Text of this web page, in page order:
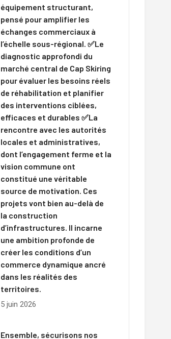
équipement structurant,
pensé pour amplifier les
échanges commerciaux à
l’échelle sous-régional. ✅Le
diagnostic approfondi du
marché central de Cap Skiring
pour évaluer les besoins réels
de réhabilitation et planifier
des interventions ciblées,
efficaces et durables ✅La
rencontre avec les autorités
locales et administratives,
dont l’engagement ferme et la
vision commune ont
constitué une véritable
source de motivation. Ces
projets vont bien au-delà de
la construction
d’infrastructures. Il incarne
une ambition profonde de
créer les conditions d’un
commerce dynamique ancré
dans les réalités des
territoires.
5 juin 2026
Ensemble, sécurisons nos